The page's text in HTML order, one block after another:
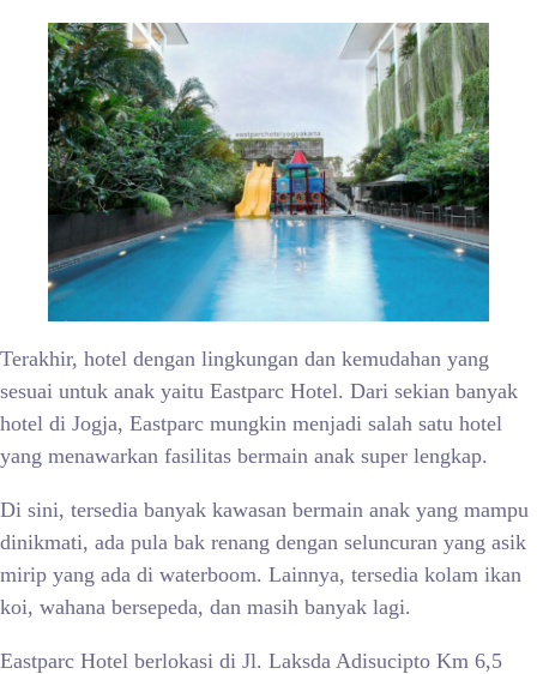
Terakhir, hotel dengan lingkungan dan kemudahan yang
sesuai untuk anak yaitu Eastparc Hotel. Dari sekian banyak
hotel di Jogja, Eastparc mungkin menjadi salah satu hotel
yang menawarkan fasilitas bermain anak super lengkap.
Di sini, tersedia banyak kawasan bermain anak yang mampu
dinikmati, ada pula bak renang dengan seluncuran yang asik
mirip yang ada di waterboom. Lainnya, tersedia kolam ikan
koi, wahana bersepeda, dan masih banyak lagi.
Eastparc Hotel berlokasi di Jl. Laksda Adisucipto Km 6,5